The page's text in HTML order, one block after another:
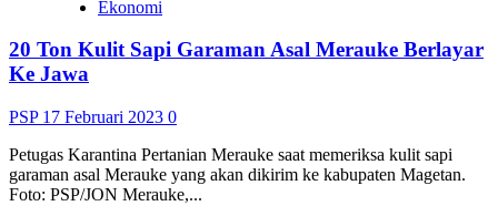
Pengisian
Jenis
Bio
Wajib
Gunakan
QR
Code</strong>
Ekonomi
20 Ton Kulit Sapi Garaman Asal Merauke Berlayar
Ke Jawa
PSP 17 Februari 2023 0
Petugas Karantina Pertanian Merauke saat memeriksa kulit sapi
garaman asal Merauke yang akan dikirim ke kabupaten Magetan.
Foto: PSP/JON Merauke,...